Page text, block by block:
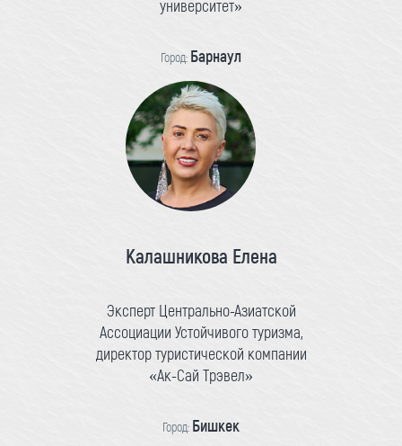
университет»
Город: Барнаул
Калашникова Елена
Эксперт Центрально-Азиатской
Ассоциации Устойчивого туризма,
директор туристической компании
«Ак-Сай Трэвел»
Город: Бишкек